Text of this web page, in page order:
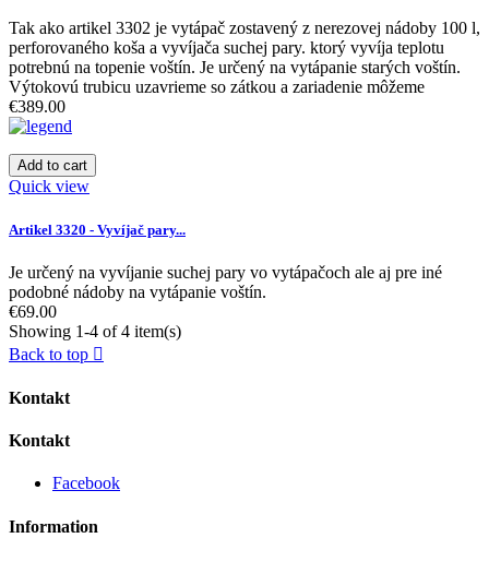
Tak ako artikel 3302 je vytápač zostavený z nerezovej nádoby 100 l,
perforovaného koša a vyvíjača suchej pary. ktorý vyvíja teplotu
potrebnú na topenie voštín. Je určený na vytápanie starých voštín.
Výtokovú trubicu uzavrieme so zátkou a zariadenie môžeme
€389.00
Add to cart
Quick view
Artikel 3320 - Vyvíjač pary...
Je určený na vyvíjanie suchej pary vo vytápačoch ale aj pre iné
podobné nádoby na vytápanie voštín.
€69.00
Showing 1-4 of 4 item(s)
Back to top 
Kontakt
Kontakt
Facebook
Information